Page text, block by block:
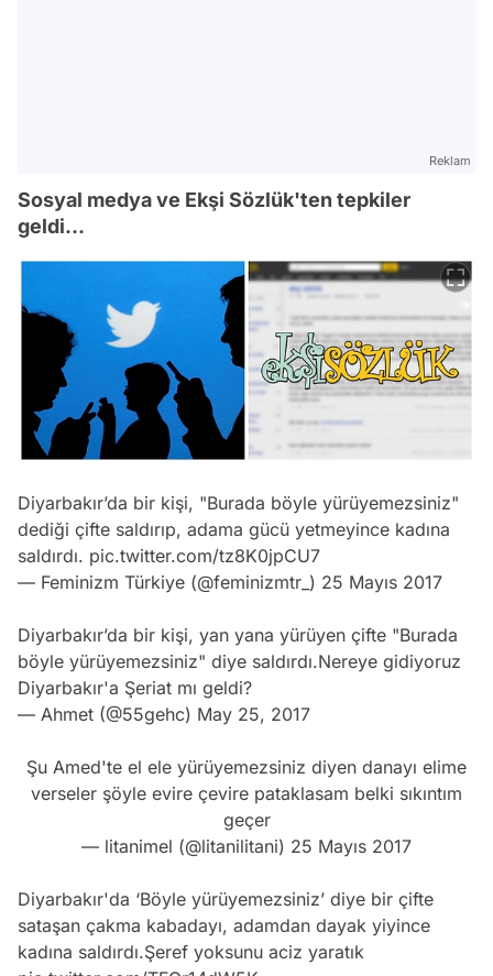
Reklam
Sosyal medya ve Ekşi Sözlük'ten tepkiler
geldi...
Diyarbakır’da bir kişi, "Burada böyle yürüyemezsiniz"
dediği çifte saldırıp, adama gücü yetmeyince kadına
saldırdı. pic.twitter.com/tz8K0jpCU7
— Feminizm Türkiye (@feminizmtr_) 25 Mayıs 2017
Diyarbakır’da bir kişi, yan yana yürüyen çifte "Burada
böyle yürüyemezsiniz" diye saldırdı.Nereye gidiyoruz
Diyarbakır'a Şeriat mı geldi?
— Ahmet (@55gehc) May 25, 2017
Şu Amed'te el ele yürüyemezsiniz diyen danayı elime
verseler şöyle evire çevire pataklasam belki sıkıntım
geçer
— litanimel (@litanilitani) 25 Mayıs 2017
Diyarbakır'da ‘Böyle yürüyemezsiniz’ diye bir çifte
sataşan çakma kabadayı, adamdan dayak yiyince
kadına saldırdı.Şeref yoksunu aciz yaratık